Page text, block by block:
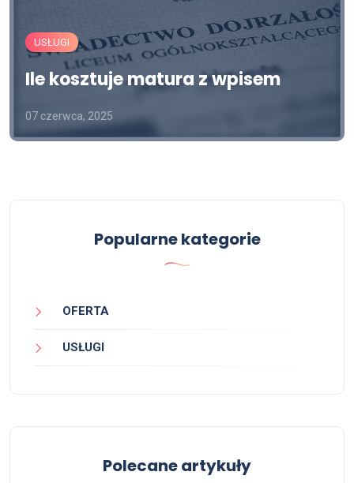
USŁUGI
Ile kosztuje matura z wpisem
07 czerwca, 2025
Popularne kategorie
OFERTA
USŁUGI
Polecane artykuły